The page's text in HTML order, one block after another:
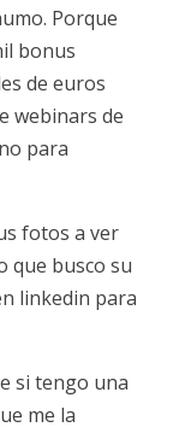
Porque
bonus
de euros
webinars de
para
fotos a ver
que busco su
linkedin para
si tengo una
me la